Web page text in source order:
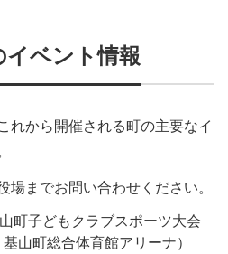
イベント情報
れから開催される町の主要なイ
場までお問い合わせください。
町子どもクラブスポーツ大会
山町総合体育館アリーナ）